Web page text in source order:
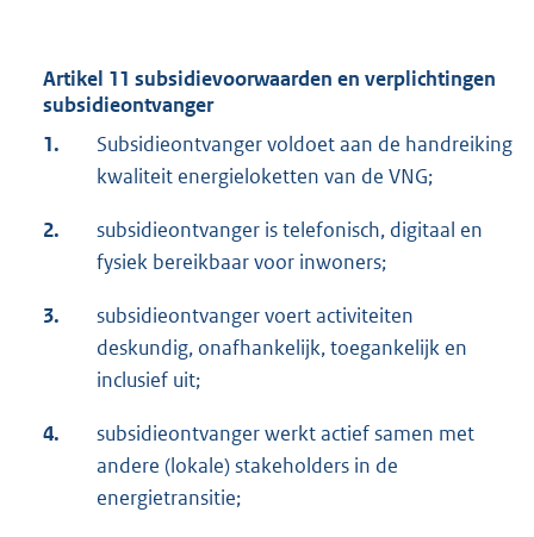
Artikel 11 subsidievoorwaarden en verplichtingen
subsidieontvanger
1.
Subsidieontvanger voldoet aan de handreiking
kwaliteit energieloketten van de VNG;
2.
subsidieontvanger is telefonisch, digitaal en
fysiek bereikbaar voor inwoners;
3.
subsidieontvanger voert activiteiten
deskundig, onafhankelijk, toegankelijk en
inclusief uit;
4.
subsidieontvanger werkt actief samen met
andere (lokale) stakeholders in de
energietransitie;